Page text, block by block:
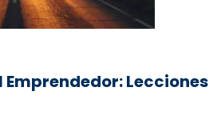
Emprendedor: Lecciones